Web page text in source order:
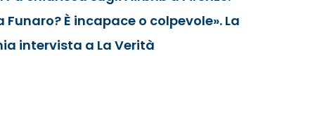
Funaro? È incapace o colpevole». La
intervista a La Verità